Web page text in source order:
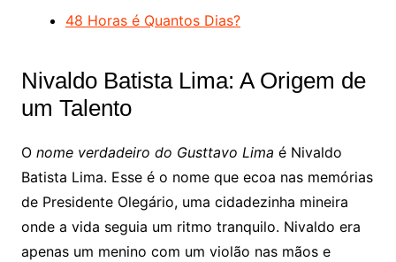
48 Horas é Quantos Dias?
Nivaldo Batista Lima: A Origem de
um Talento
O nome verdadeiro do Gusttavo Lima é Nivaldo
Batista Lima. Esse é o nome que ecoa nas memórias
de Presidente Olegário, uma cidadezinha mineira
onde a vida seguia um ritmo tranquilo. Nivaldo era
apenas um menino com um violão nas mãos e